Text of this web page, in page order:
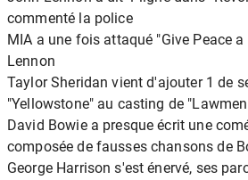
commenté la police
MIA a une fois attaqué "Give Peace
Lennon
Taylor Sheridan vient d'ajouter 1 de
"Yellowstone" au casting de
David Bowie a presque écrit une
composée de fausses chansons de
George Harrison s'est énervé, ses